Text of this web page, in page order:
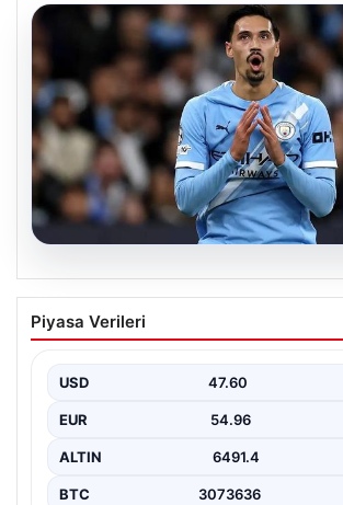
05.08.2026
Galatasaray’da orta sahaya
Manchester City’nin yıldızı
{"title": "Galatasaray Orta Sahaya Dev
Reijnders"}, "content": "Yaz…
Piyasa Verileri
USD 47.60
EUR 54.96
ALTIN 6491.4
BTC 3073636